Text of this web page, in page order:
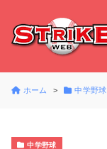
ホーム 中学野球
中学野球